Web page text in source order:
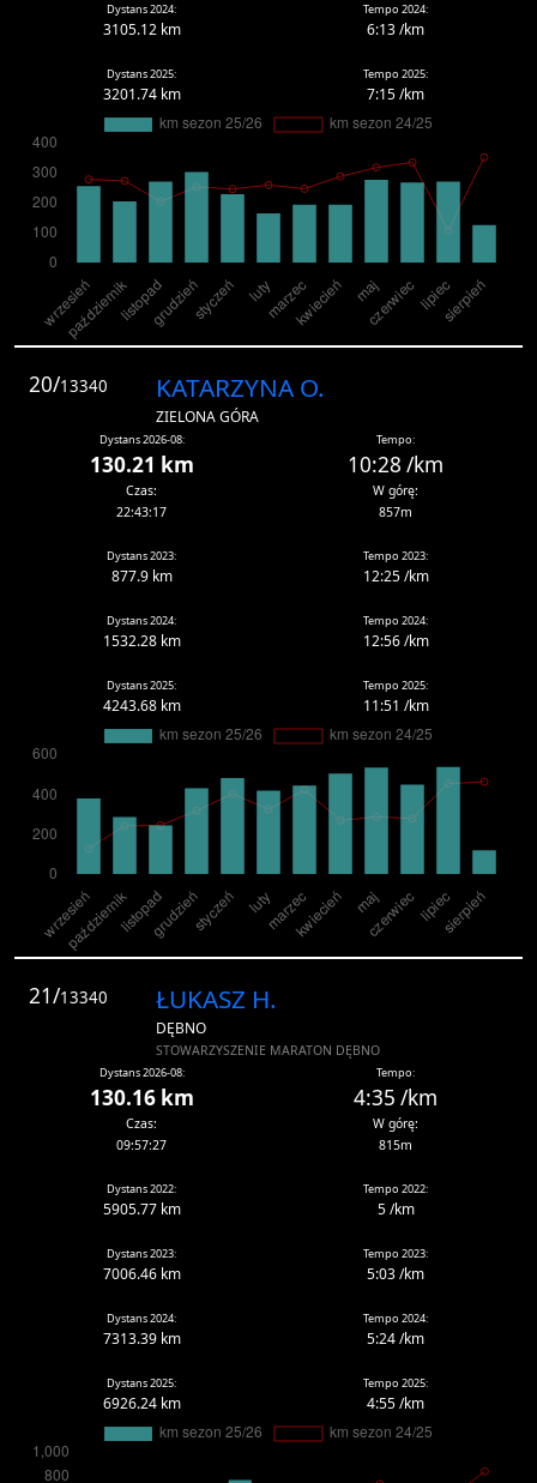
Dystans 2024:
3105.12 km
Tempo 2024:
6:13 /km
Dystans 2025:
3201.74 km
Tempo 2025:
7:15 /km
20/13340 KATARZYNA O.
ZIELONA GÓRA
Dystans 2026-08:
130.21 km
Tempo:
10:28 /km
Czas:
22:43:17
W górę:
857m
Dystans 2023:
877.9 km
Tempo 2023:
12:25 /km
Dystans 2024:
1532.28 km
Tempo 2024:
12:56 /km
Dystans 2025:
4243.68 km
Tempo 2025:
11:51 /km
21/13340 ŁUKASZ H.
DĘBNO
STOWARZYSZENIE MARATON DĘBNO
Dystans 2026-08:
130.16 km
Tempo:
4:35 /km
Czas:
09:57:27
W górę:
815m
Dystans 2022:
5905.77 km
Tempo 2022:
5 /km
Dystans 2023:
7006.46 km
Tempo 2023:
5:03 /km
Dystans 2024:
7313.39 km
Tempo 2024:
5:24 /km
Dystans 2025:
6926.24 km
Tempo 2025:
4:55 /km